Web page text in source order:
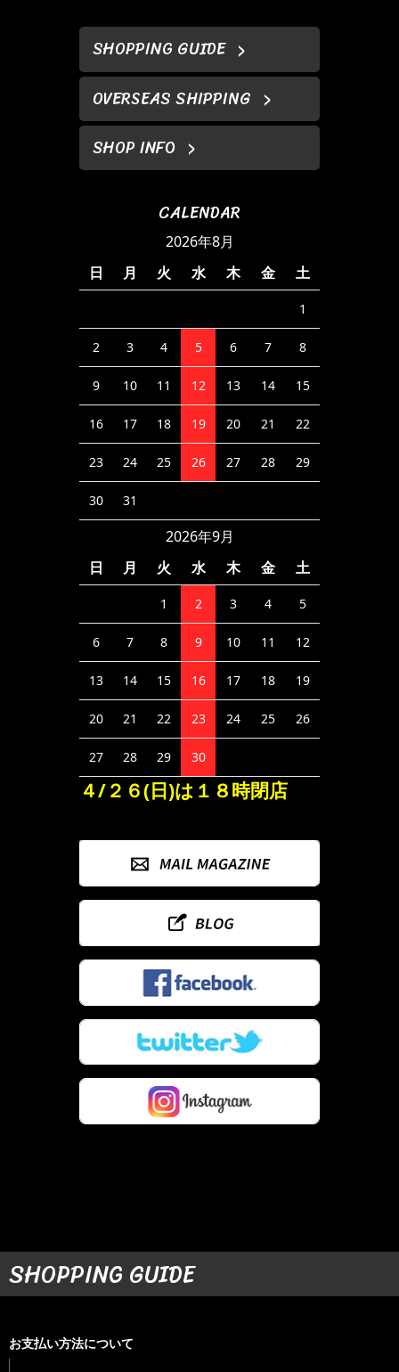
SHOPPING GUIDE
OVERSEAS SHIPPING
SHOP INFO
CALENDAR
2026年8月
日
月 火 水 木 金 土
1
2 3 4 5 6 7 8
9 10 11 12 13 14 15
16 17 18 19 20 21 22
23 24 25 26 27 28 29
30 31
2026年9月
日
月 火 水 木 金 土
1 2 3 4 5
6 7 8 9 10 11 12
13 14 15 16 17 18 19
20 21 22 23 24 25 26
27 28 29 30
４/２６(日)は１８時閉店
SHOPPING GUIDE
お支払い方法について